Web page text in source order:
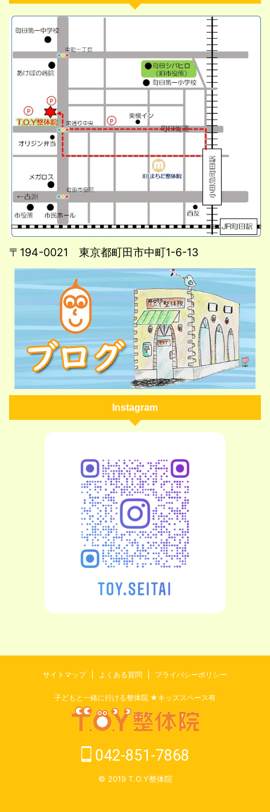
〒194-0021 東京都町田市中町1-6-13
Instagram
サイトマップ よくある質問 プライバシーポリシー
子どもと一緒に行ける整体院 ★キッズスペース有
042-851-7868
© 2019 T.O.Y整体院